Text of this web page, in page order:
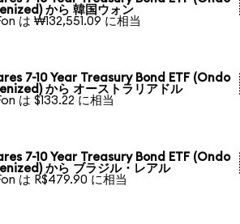
から 韓国ウォン
は ₩132,551.09 に相当
7-10 Year Treasury Bond ETF (Ondo
から オーストラリアドル
は $133.22 に相当
7-10 Year Treasury Bond ETF (Ondo
から ブラジル・レアル
は R$479.90 に相当